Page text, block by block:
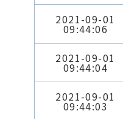
2021-09-01
09:44:06
2021-09-01
09:44:04
2021-09-01
09:44:03